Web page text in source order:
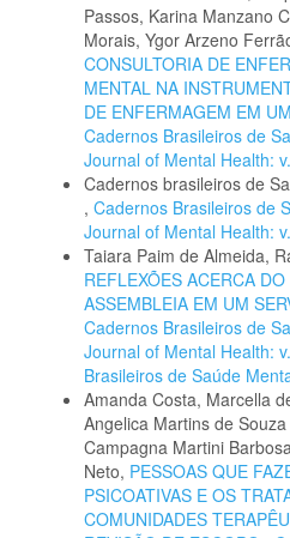
Passos, Karina Manzano
Morais, Ygor Arzeno
CONSULTORIA DE
MENTAL NA
DE ENFERMAGEM EM
Cadernos Brasileiros de
Journal of Mental Health:
Cadernos brasileiros de
, Cadernos Brasileiros de
Journal of Mental Health:
Taiara Paim de Almeida,
REFLEXÕES ACERCA
ASSEMBLEIA EM UM
Cadernos Brasileiros de
Journal of Mental Health:
Brasileiros de Saúde
Amanda Costa, Marcella
Angelica Martins de
Campagna Martini
Neto, PESSOAS QUE
PSICOATIVAS E OS
COMUNIDADES